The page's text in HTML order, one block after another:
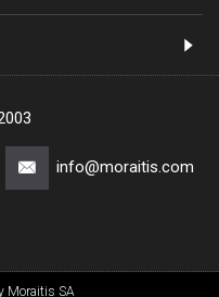
info@moraitis.com
Moraitis SA